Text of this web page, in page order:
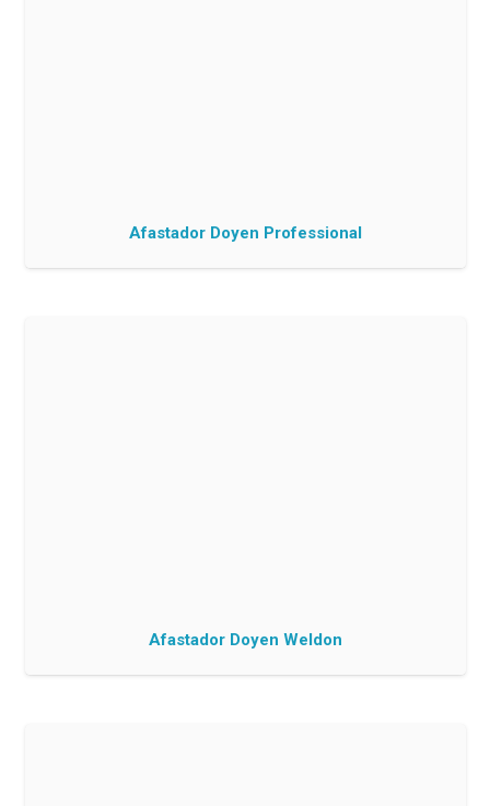
Afastador Doyen Professional
Afastador Doyen Weldon